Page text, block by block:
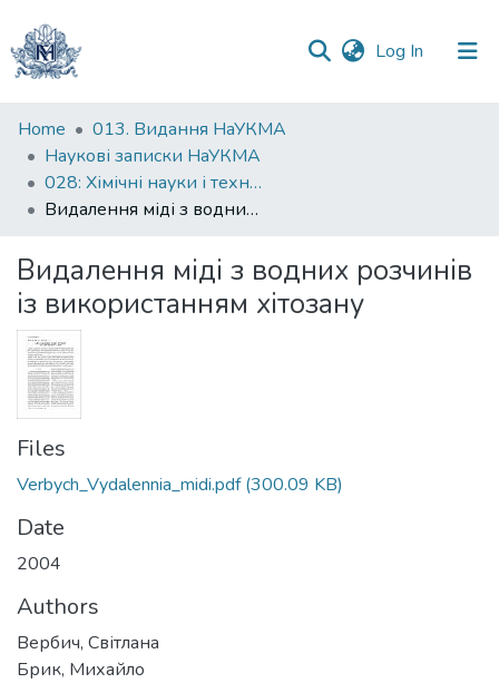
Log In (current)
Communities
&
Collections
All of DSpace
Statistics
Home
013. Видання НаУКМА
Наукові записки НаУКМА
028: Хімічні науки і технології
Видалення міді з водних розчинів із використанням хітозану
Видалення міді з водних розчинів
із використанням хітозану
Files
Verbych_Vydalennia_midi.pdf(300.09 KB)
Date
2004
Authors
Вербич, Світлана
Брик, Михайло